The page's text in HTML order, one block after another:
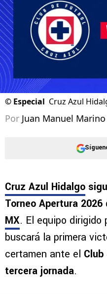
© Especial Cruz Azul
Por Juan Manuel Marino
Cruz Azul Hidalgo
Torneo Apertura 2026
MX. El equipo dirigido
buscará la primera
certamen ante el
tercera jornada.